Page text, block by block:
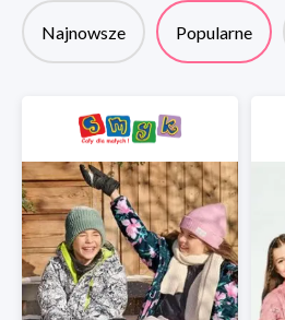
Najnowsze Popularne